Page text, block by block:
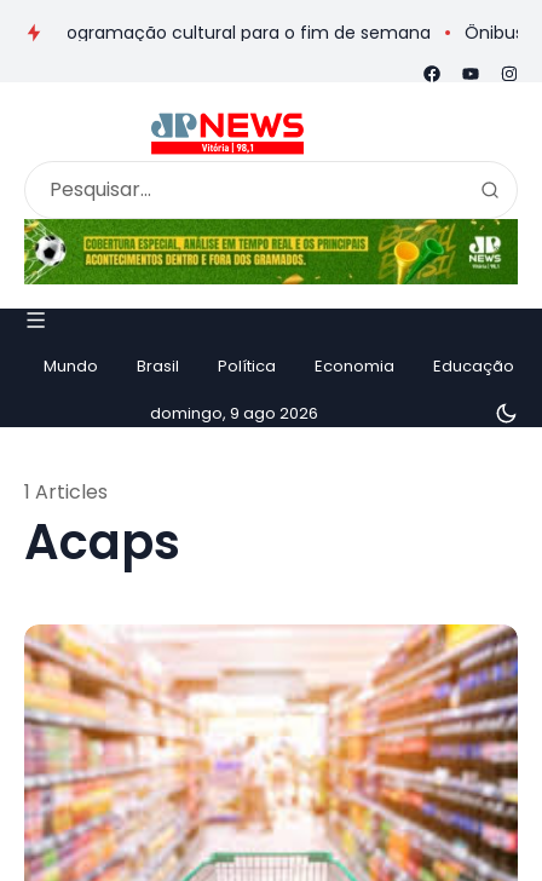
programação cultural para o fim de semana Ônibus de
Mundo Brasil Política Economia Educação
domingo, 9 ago 2026
Acaps
1 Articles